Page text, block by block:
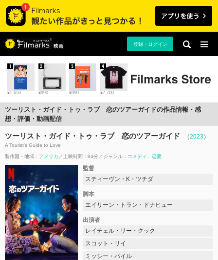
映画 登録・ログイン
¥1,650
1
¥990
2
¥990
3
¥7,700
4
ツーリスト・ガイド・トゥ・ラブ 恋のツアーガイドの作品情報・感
想・評価・動画配信
ツーリスト・ガイド・トゥ・ラブ 恋のツアーガイド （2023）
A Tourist's Guide to Love
製作国・地域： アメリカ 上映時間：94分 ジャンル： コメディ 恋愛
監督
スティーヴン・K・ツチダ
脚本
エイリーン・トラン・ドナヒュー
出演者
レイチェル・リー・クック
スコット・リイ
ミッシー・パイル